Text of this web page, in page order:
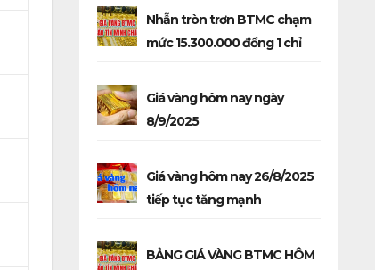
Nhẫn tròn trơn BTMC chạm
mức 15.300.000 đồng 1 chỉ
Giá vàng hôm nay ngày
8/9/2025
Giá vàng hôm nay 26/8/2025
tiếp tục tăng mạnh
BẢNG GIÁ VÀNG BTMC HÔM